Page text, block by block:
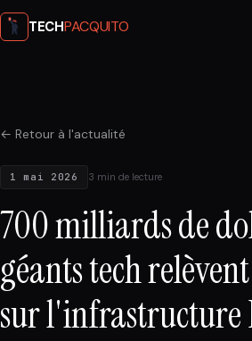
TECHPACQUITO
← Retour à l'actualité
1 mai 2026 3 min de lecture
700 milliards de
géants tech
sur l'infrastructure